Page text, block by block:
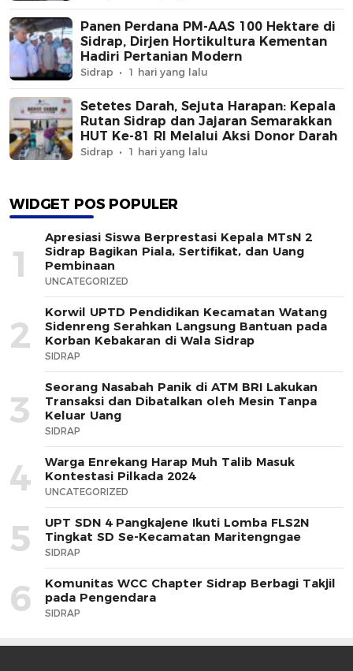
Panen Perdana PM-AAS 100 Hektare di
Sidrap, Dirjen Hortikultura Kementan
Hadiri Pertanian Modern
Sidrap 1 hari yang lalu
Setetes Darah, Sejuta Harapan: Kepala
Rutan Sidrap dan Jajaran Semarakkan
HUT Ke-81 RI Melalui Aksi Donor Darah
Sidrap 1 hari yang lalu
WIDGET POS POPULER
1
Apresiasi Siswa Berprestasi Kepala MTsN 2
Sidrap Bagikan Piala, Sertifikat, dan Uang
Pembinaan
UNCATEGORIZED
2
Korwil UPTD Pendidikan Kecamatan Watang
Sidenreng Serahkan Langsung Bantuan pada
Korban Kebakaran di Wala Sidrap
SIDRAP
3
Seorang Nasabah Panik di ATM BRI Lakukan
Transaksi dan Dibatalkan oleh Mesin Tanpa
Keluar Uang
SIDRAP
4
Warga Enrekang Harap Muh Talib Masuk
Kontestasi Pilkada 2024
UNCATEGORIZED
5
UPT SDN 4 Pangkajene Ikuti Lomba FLS2N
Tingkat SD Se-Kecamatan Maritengngae
SIDRAP
6
Komunitas WCC Chapter Sidrap Berbagi Takjil
pada Pengendara
SIDRAP